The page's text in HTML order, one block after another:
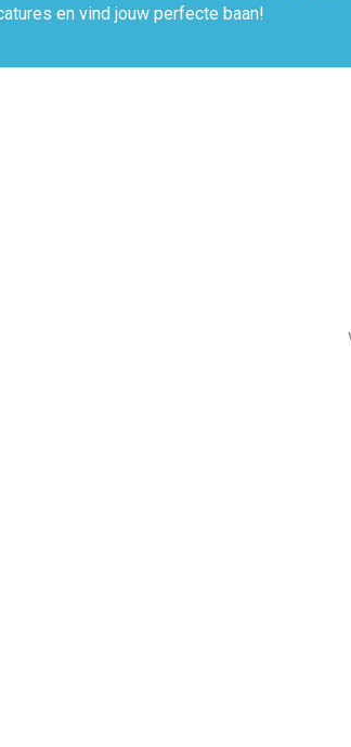
en vind jouw perfecte baan!